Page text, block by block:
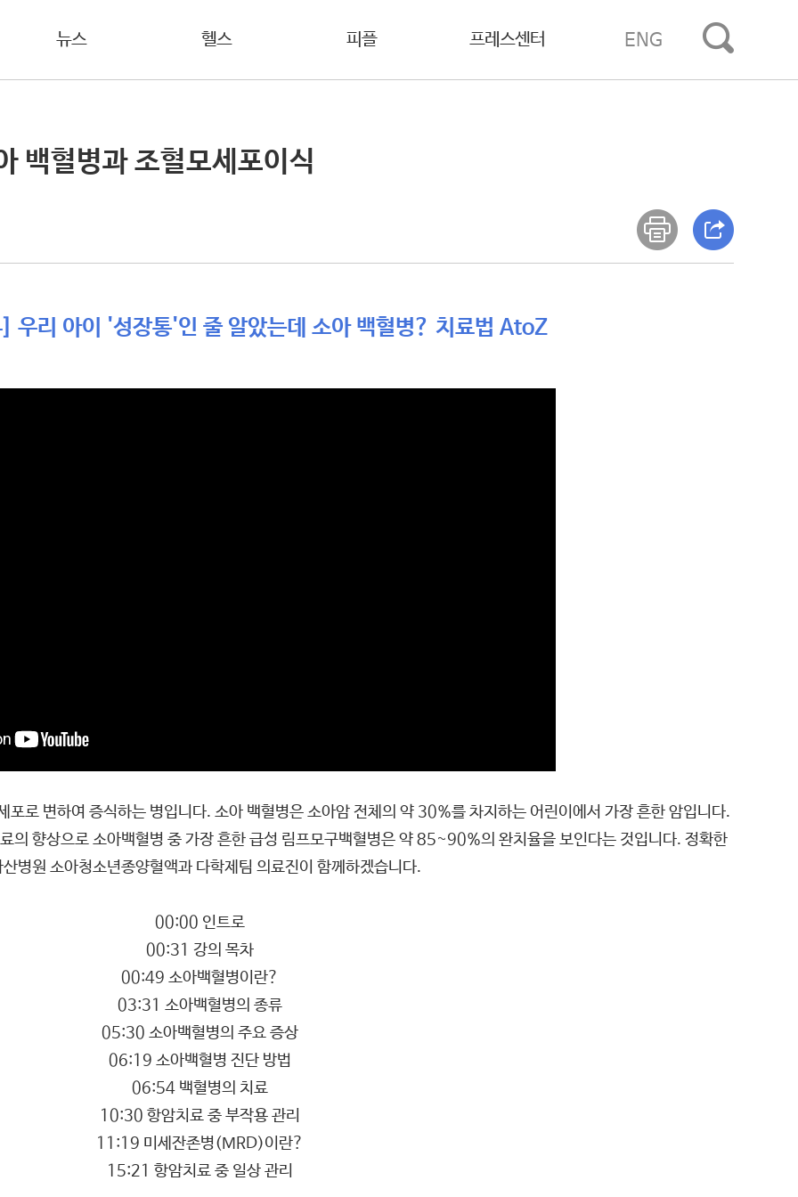
뉴스 헬스 피플 프레스센터 ENG
백혈병과 조혈모세포이식
우리 아이 '성장통'인 줄 알았는데 소아 백혈병? 치료법 AtoZ
포로 변하여 증식하는 병입니다. 소아 백혈병은 소아암 전체의 약 30%를 차지하는 어린이에서 가장 흔한 암입니다.
의 향상으로 소아백혈병 중 가장 흔한 급성 림프모구백혈병은 약 85~90%의 완치율을 보인다는 것입니다. 정확한
병원 소아청소년종양혈액과 다학제팀 의료진이 함께하겠습니다.
00:00 인트로
00:31 강의 목차
00:49 소아백혈병이란?
03:31 소아백혈병의 종류
05:30 소아백혈병의 주요 증상
06:19 소아백혈병 진단 방법
06:54 백혈병의 치료
10:30 항암치료 중 부작용 관리
11:19 미세잔존병(MRD)이란?
15:21 항암치료 중 일상 관리